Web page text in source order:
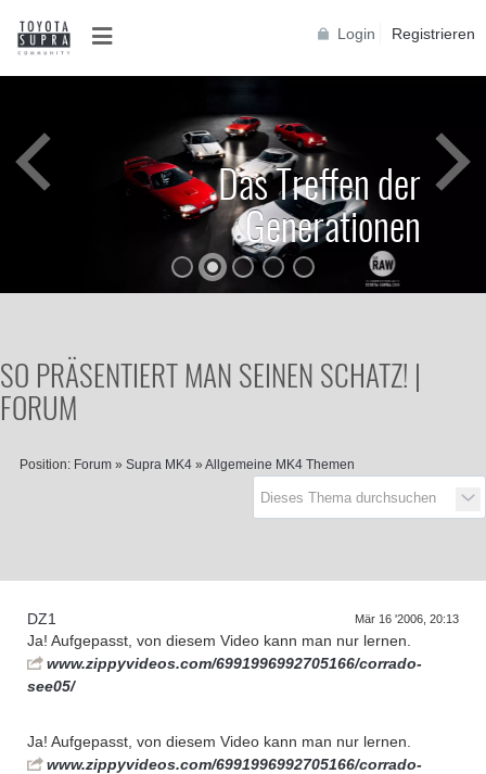
Login Registrieren
D
a
s
T
r
e
f
f
e
n
d
e
r
G
e
n
e
r
a
t
i
o
n
e
n
Das Treffen der
Generationen
SO PRÄSENTIERT MAN SEINEN SCHATZ! |
FORUM
Position: Forum » Supra MK4 » Allgemeine MK4 Themen
DZ1 Mär 16 '2006, 20:13
Ja! Aufgepasst, von diesem Video kann man nur lernen.
www.zippyvideos.com/6991996992705166/corrado-
see05/
Ja! Aufgepasst, von diesem Video kann man nur lernen.
www.zippyvideos.com/6991996992705166/corrado-